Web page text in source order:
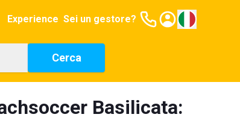
Experience Sei un gestore?
Cerca
Basilicata: